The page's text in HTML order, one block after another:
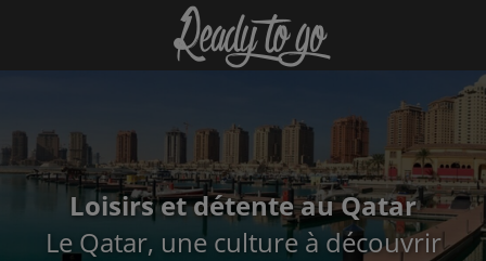
Loisirs et détente au Qatar
Le Qatar, une culture à découvrir